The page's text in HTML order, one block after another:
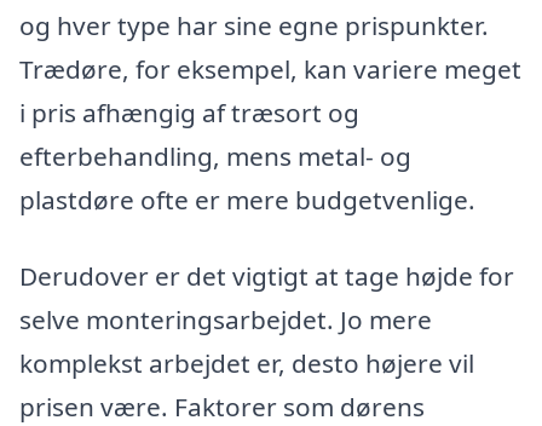
og hver type har sine egne prispunkter.
Trædøre, for eksempel, kan variere meget
i pris afhængig af træsort og
efterbehandling, mens metal- og
plastdøre ofte er mere budgetvenlige.
Derudover er det vigtigt at tage højde for
selve monteringsarbejdet. Jo mere
komplekst arbejdet er, desto højere vil
prisen være. Faktorer som dørens